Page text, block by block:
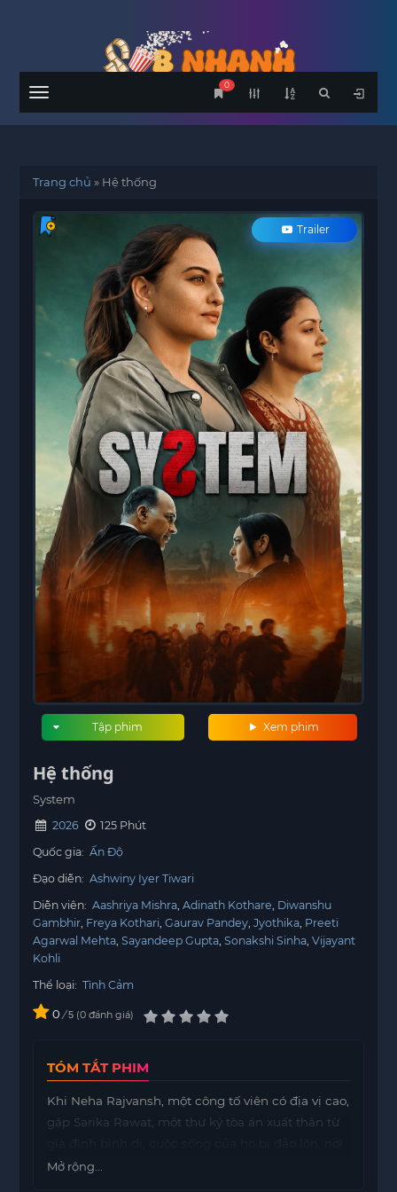
Menu
0
Trang chủ » Hệ thống
Trailer
Xem phim
Tập phim
Hệ thống
System
2026
125 Phút
Quốc gia: Ấn Độ
Đạo diễn: Ashwiny Iyer Tiwari
Diễn viên: Aashriya Mishra Adinath Kothare Diwanshu
Gambhir Freya Kothari Gaurav Pandey Jyothika Preeti
Agarwal Mehta Sayandeep Gupta Sonakshi Sinha Vijayant
Kohli
Thể loại: Tình Cảm
0 / 5 0 đánh giá
TÓM TẮT PHIM
Khi Neha Rajvansh, một công tố viên có địa vị cao,
gặp Sarika Rawat, một thư ký tòa án xuất thân từ
quyền lực định nghĩa sự thật, làm mờ ranh giới
Mở rộng...